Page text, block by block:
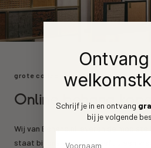
grote collectie
Online behang kopen
Wij van Behang.nl leveren de
staat bij ons voorrop. Heeft u een
Schrijf je in en ontvang
bij je volgende